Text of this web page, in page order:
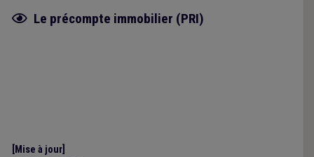
Fiche focus
Le précompte immobilier (PRI)
[Mise à jour]